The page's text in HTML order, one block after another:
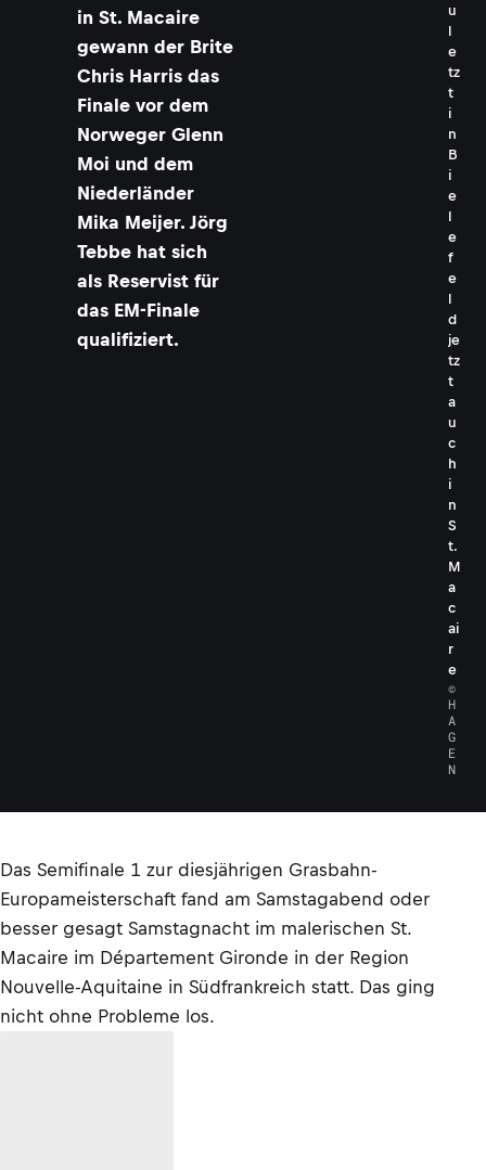
in St. Macaire
gewann der Brite
Chris Harris das
Finale vor dem
Norweger Glenn
Moi und dem
Niederländer
Mika Meijer. Jörg
Tebbe hat sich
als Reservist für
das EM-Finale
qualifiziert.
u
l
e
tz
t
i
n
B
i
e
l
e
f
e
l
d
je
tz
t
a
u
c
h
i
n
S
t.
M
a
c
ai
r
e
©
H
A
G
E
N
Das Semifinale 1 zur diesjährigen Grasbahn-
Europameisterschaft fand am Samstagabend oder
besser gesagt Samstagnacht im malerischen St.
Macaire im Département Gironde in der Region
Nouvelle-Aquitaine in Südfrankreich statt. Das ging
nicht ohne Probleme los.